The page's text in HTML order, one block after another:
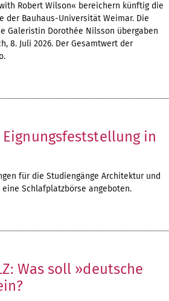
Robert Wilson« bereichern künftig die
der Bauhaus-Universität Weimar. Die
Galeristin Dorothée Nilsson übergaben
8. Juli 2026. Der Gesamtwert der
in
für die Studiengänge Architektur und
Schlafplatzbörse angeboten.
Was soll »deutsche